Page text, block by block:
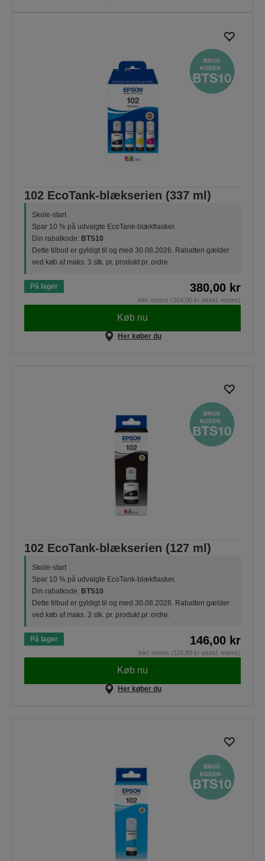
102 EcoTank-blækserien (337 ml)
Skole-start
Spar 10 % på udvalgte EcoTank-blækflasker.
Din rabatkode: BTS10
Dette tilbud er gyldigt til og med 30.08.2026. Rabatten gælder
ved køb af maks. 3 stk. pr. produkt pr. ordre.
På lager 380,00 kr
inkl. moms (304,00 kr ekskl. moms)
Køb nu
Her køber du
102 EcoTank-blækserien (127 ml)
Skole-start
Spar 10 % på udvalgte EcoTank-blækflasker.
Din rabatkode: BTS10
Dette tilbud er gyldigt til og med 30.08.2026. Rabatten gælder
ved køb af maks. 3 stk. pr. produkt pr. ordre.
På lager 146,00 kr
inkl. moms (116,80 kr ekskl. moms)
Køb nu
Her køber du